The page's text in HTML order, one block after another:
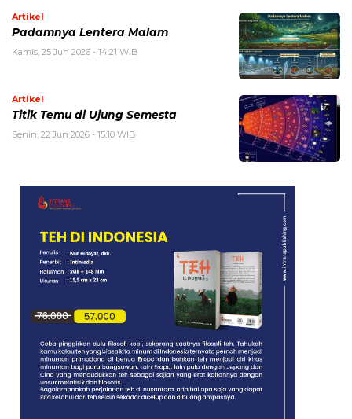
Artikel
Padamnya Lentera Malam
Kamis, 25 Jun 2026 - 14:21 WIB
Artikel
Titik Temu di Ujung Semesta
Senin, 22 Jun 2026 - 15:10 WIB